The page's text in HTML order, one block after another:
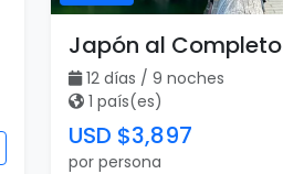
Japón al Completo
12 días / 9 noches
1 país(es)
USD $3,897
por persona